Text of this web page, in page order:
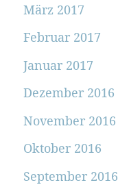
März 2017
Februar 2017
Januar 2017
Dezember 2016
November 2016
Oktober 2016
September 2016